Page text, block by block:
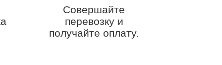
Совершайте
перевозку и
получайте оплату.